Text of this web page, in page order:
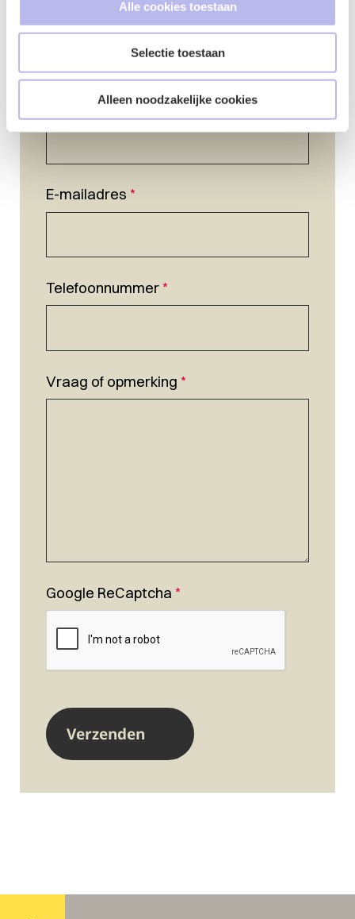
Alle cookies toestaan
Selectie toestaan
Alleen noodzakelijke cookies
E-mailadres *
Telefoonnummer*
Vraag of opmerking *
Google ReCaptcha *